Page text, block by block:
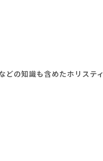
どの知識も含めたホリスティ